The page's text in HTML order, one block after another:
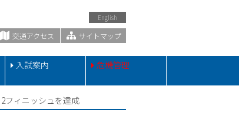
English
交通アクセス サイトマップ
入試案内 危機管理
フィニッシュを達成